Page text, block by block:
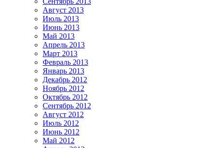
Август 2013
Июль 2013
Июнь 2013
Май 2013
Апрель 2013
Март 2013
Февраль 2013
Январь 2013
Декабрь 2012
Ноябрь 2012
Октябрь 2012
Сентябрь 2012
Август 2012
Июль 2012
Июнь 2012
Май 2012